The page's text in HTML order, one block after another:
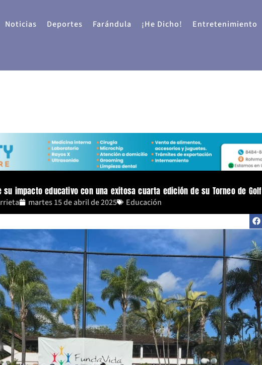
Noticias Deportes Farándula ¡He Dicho! Entretenimiento
su impacto educativo con una exitosa cuarta edición de su Torneo de Golf
martes 15 de abril de 2025 Educación